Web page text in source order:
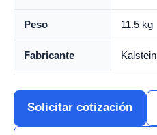
Peso 11.5 kg
Fabricante Kalstein
Solicitar cotización